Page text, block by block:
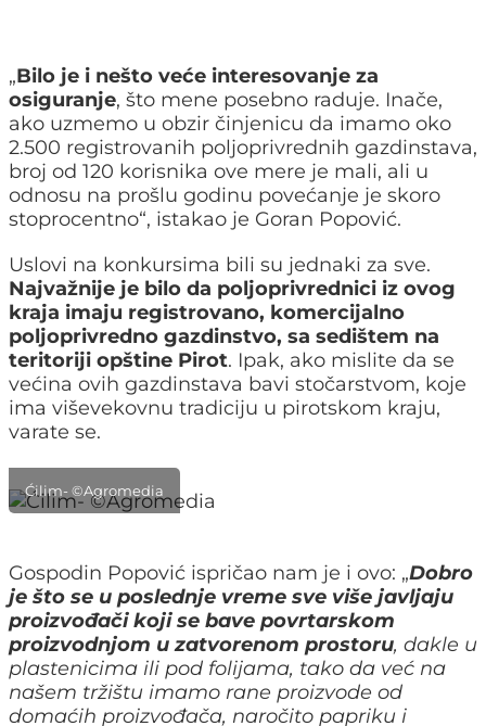
„Bilo je i nešto veće interesovanje za
osiguranje, što mene posebno raduje. Inače,
ako uzmemo u obzir činjenicu da imamo oko
2.500 registrovanih poljoprivrednih gazdinstava,
broj od 120 korisnika ove mere je mali, ali u
odnosu na prošlu godinu povećanje je skoro
stoprocentno“, istakao je Goran Popović.
Uslovi na konkursima bili su jednaki za sve.
Najvažnije je bilo da poljoprivrednici iz ovog
kraja imaju registrovano, komercijalno
poljoprivredno gazdinstvo, sa sedištem na
teritoriji opštine Pirot. Ipak, ako mislite da se
većina ovih gazdinstava bavi stočarstvom, koje
ima viševekovnu tradiciju u pirotskom kraju,
varate se.
Ćilim- ©Agromedia
Gospodin Popović ispričao nam je i ovo: „Dobro
je što se u poslednje vreme sve više javljaju
proizvođači koji se bave povrtarskom
proizvodnjom u zatvorenom prostoru, dakle u
plastenicima ili pod folijama, tako da već na
našem tržištu imamo rane proizvode od
domaćih proizvođača, naročito papriku i